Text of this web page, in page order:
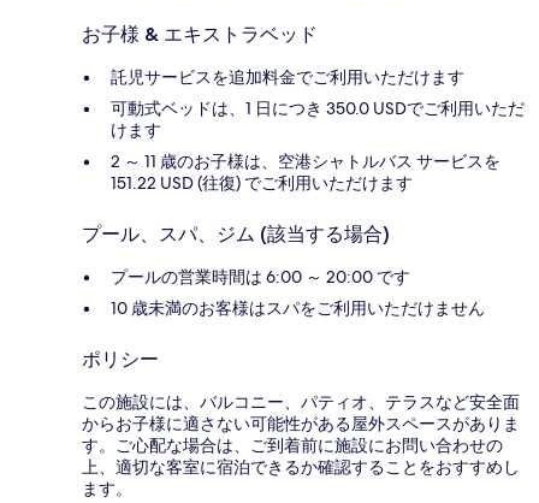
お子様 & エキストラベッド
託児サービスを追加料金でご利用いただけます
可動式ベッドは、1 日につき 350.0 USDでご利用いただ
けます
2 ～ 11 歳のお子様は、空港シャトルバス サービスを
151.22 USD (往復) でご利用いただけます
プール、スパ、ジム (該当する場合)
プールの営業時間は 6:00 ～ 20:00 です
10 歳未満のお客様はスパをご利用いただけません
ポリシー
この施設には、バルコニー、パティオ、テラスなど安全面
からお子様に適さない可能性がある屋外スペースがありま
す。ご心配な場合は、ご到着前に施設にお問い合わせの
上、適切な客室に宿泊できるか確認することをおすすめし
ます。